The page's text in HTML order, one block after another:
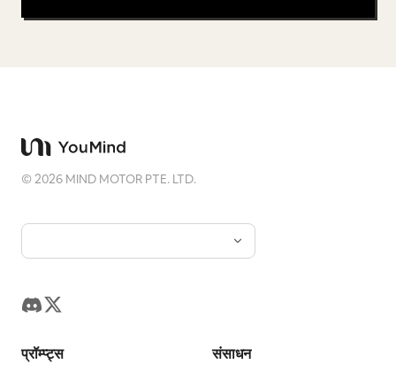
©2026 MIND MOTOR PTE. LTD.
प्रॉम्प्ट्स संसाधन